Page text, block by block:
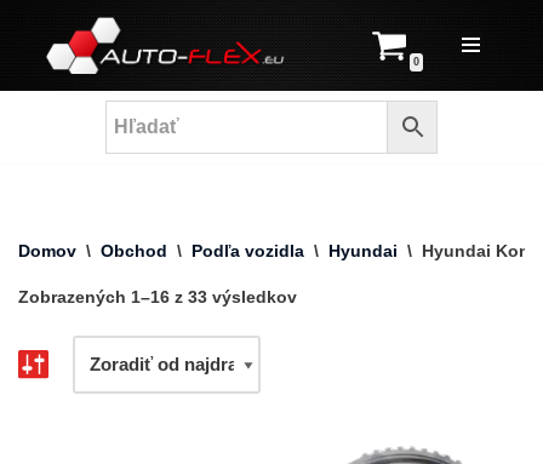
Prejsť
na
0
Domov \ Obchod \ Podľa vozidla \ Hyundai \ Hyundai Kona
Zobrazených 1–16 z 33 výsledkov